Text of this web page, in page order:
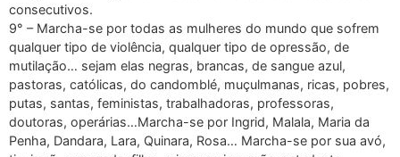
consecutivos.
9° – Marcha-se por todas as mulheres do mundo que sofrem
qualquer tipo de violência, qualquer tipo de opressão, de
mutilação… sejam elas negras, brancas, de sangue azul,
pastoras, católicas, do candomblé, muçulmanas, ricas, pobres,
putas, santas, feministas, trabalhadoras, professoras,
doutoras, operárias…Marcha-se por Ingrid, Malala, Maria da
Penha, Dandara, Lara, Quinara, Rosa… Marcha-se por sua avó,